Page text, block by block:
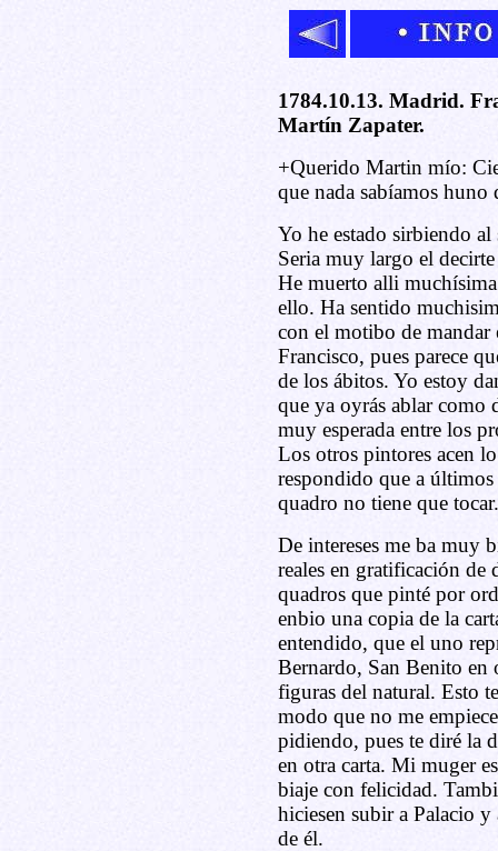
1784.10.13. Madrid.
Martín Zapater.
+Querido Martin mío:
que nada sabíamos huno
Yo he estado sirbiendo
Seria muy largo el
He muerto alli
ello. Ha sentido
con el motibo de mandar
Francisco, pues parece
de los ábitos. Yo estoy
que ya oyrás ablar como
muy esperada entre los
Los otros pintores acen
respondido que a
quadro no tiene que tocar.
De intereses me ba muy
reales en gratificación de
quadros que pinté por
enbio una copia de la
entendido, que el uno
Bernardo, San Benito
figuras del natural. Esto
modo que no me
pidiendo, pues te diré la
en otra carta. Mi muger
biaje con felicidad.
hiciesen subir a Palacio
de él.